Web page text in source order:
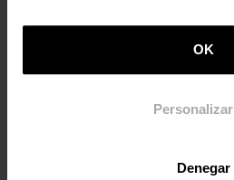
OK
Personalizar
Denegar
Todos los contenidos de la
imágenes, su diseño y los